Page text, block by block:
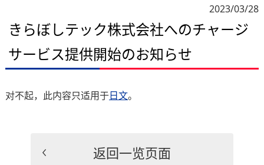
2023/03/28
きらぼしテック株式会社へのチャージ
サービス提供開始のお知らせ
对不起，此内容只适用于日文。
返回一览页面